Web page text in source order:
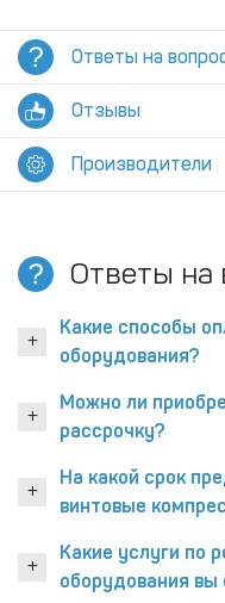
Ответы на
Отзывы
Производители
Ответы на
Какие способы
оборудования?
Можно ли
рассрочку?
На какой срок
винтовые
Какие услуги по
оборудования вы